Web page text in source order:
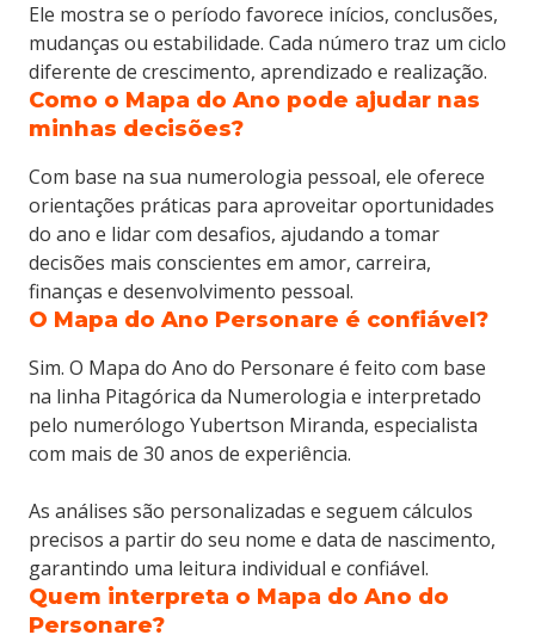
Ele mostra se o período favorece inícios, conclusões,
mudanças ou estabilidade. Cada número traz um ciclo
diferente de crescimento, aprendizado e realização.
Como o Mapa do Ano pode ajudar nas
minhas decisões?
Com base na sua numerologia pessoal, ele oferece
orientações práticas para aproveitar oportunidades
do ano e lidar com desafios, ajudando a tomar
decisões mais conscientes em amor, carreira,
finanças e desenvolvimento pessoal.
O Mapa do Ano Personare é confiável?
Sim. O Mapa do Ano do Personare é feito com base
na linha Pitagórica da Numerologia e interpretado
pelo numerólogo Yubertson Miranda, especialista
com mais de 30 anos de experiência.
As análises são personalizadas e seguem cálculos
precisos a partir do seu nome e data de nascimento,
garantindo uma leitura individual e confiável.
Quem interpreta o Mapa do Ano do
Personare?